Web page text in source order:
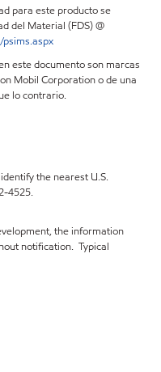
para este producto se
del Material (FDS) @
este documento son marcas
Mobil Corporation o de una
lo contrario.
the nearest U.S.
4525.
the information
notification. Typical